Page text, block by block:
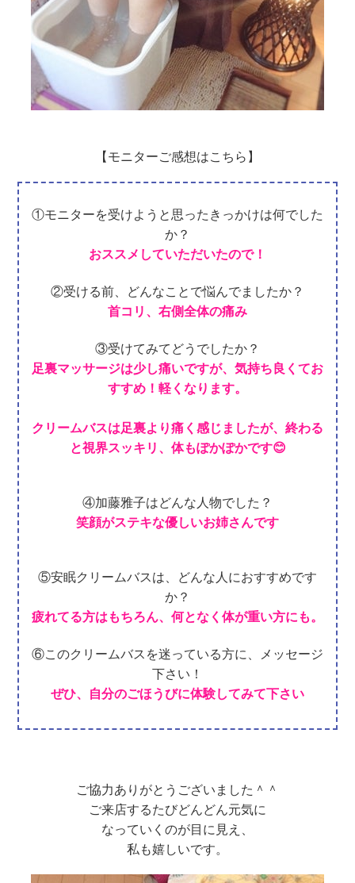
【モニターご感想はこちら】
①モニターを受けようと思ったきっかけは何でした
か？
おススメしていただいたので！
②受ける前、どんなことで悩んでましたか？
首コリ、右側全体の痛み
③受けてみてどうでしたか？
足裏マッサージは少し痛いですが、気持ち良くてお
すすめ！ 軽くなります。
クリームバスは足裏より痛く感じましたが、終わる
と視界スッキリ、体もぽかぽかです😊
④加藤雅子はどんな人物でした？
笑顔がステキな優しいお姉さんです
⑤安眠クリームバスは、どんな人におすすめです
か？
疲れてる方はもちろん、何となく体が重い方にも。
⑥このクリームバスを迷っている方に、メッセージ
下さい！
ぜひ、自分のごほうびに体験してみて下さい
ご協力ありがとうございました＾＾
ご来店するたびどんどん元気に
なっていくのが目に見え、
私も嬉しいです。